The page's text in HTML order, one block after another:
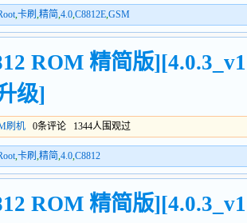
,卡刷 ,精简,4.0,C8812E,GSM
ROM 精简版
级]
刷机 0条评论 1344人围观过
,卡刷 ,精简,4.0,C8812
ROM 精简版